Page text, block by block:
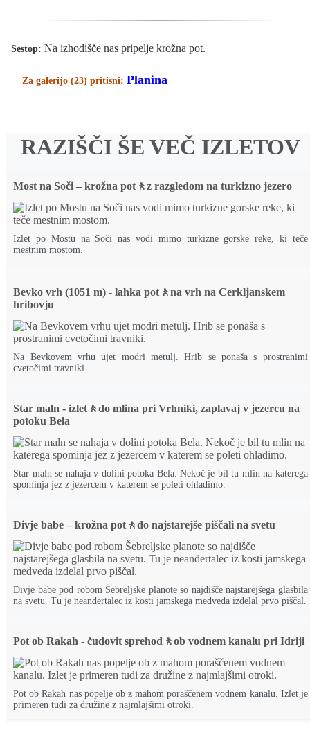
Sestop: Na izhodišče nas pripelje krožna pot.
Za galerijo (23) pritisni: Planina
RAZIŠČI ŠE VEČ IZLETOV
Most na Soči – krožna pot🚶z razgledom na turkizno jezero
Izlet po Mostu na Soči nas vodi mimo turkizne gorske reke, ki teče
mestnim mostom.
Bevko vrh (1051 m) - lahka pot🚶na vrh na Cerkljanskem
hribovju
Na Bevkovem vrhu ujet modri metulj. Hrib se ponaša s prostranimi
cvetočimi travniki.
Star maln - izlet🚶do mlina pri Vrhniki, zaplavaj v jezercu na
potoku Bela
Star maln se nahaja v dolini potoka Bela. Nekoč je bil tu mlin na katerega
spominja jez z jezercem v katerem se poleti ohladimo.
Divje babe – krožna pot🚶do najstarejše piščali na svetu
Divje babe pod robom Šebreljske planote so najdišče najstarejšega glasbila
na svetu. Tu je neandertalec iz kosti jamskega medveda izdelal prvo piščal.
Pot ob Rakah - čudovit sprehod🚶ob vodnem kanalu pri Idriji
Pot ob Rakah nas popelje ob z mahom poraščenem vodnem kanalu. Izlet je
primeren tudi za družine z najmlajšimi otroki.